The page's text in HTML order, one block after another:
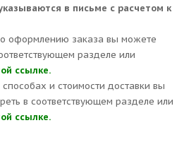
в письме с расчетом к
оформлению заказа вы можете
разделе или
ссылке.
и стоимости доставки вы
в соответствующем разделе или
ссылке.